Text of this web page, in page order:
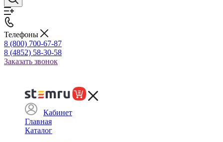
Телефоны
8 (800) 700-67-87
8 (4852) 58-30-58
Заказать звонок
Кабинет
Главная
Каталог